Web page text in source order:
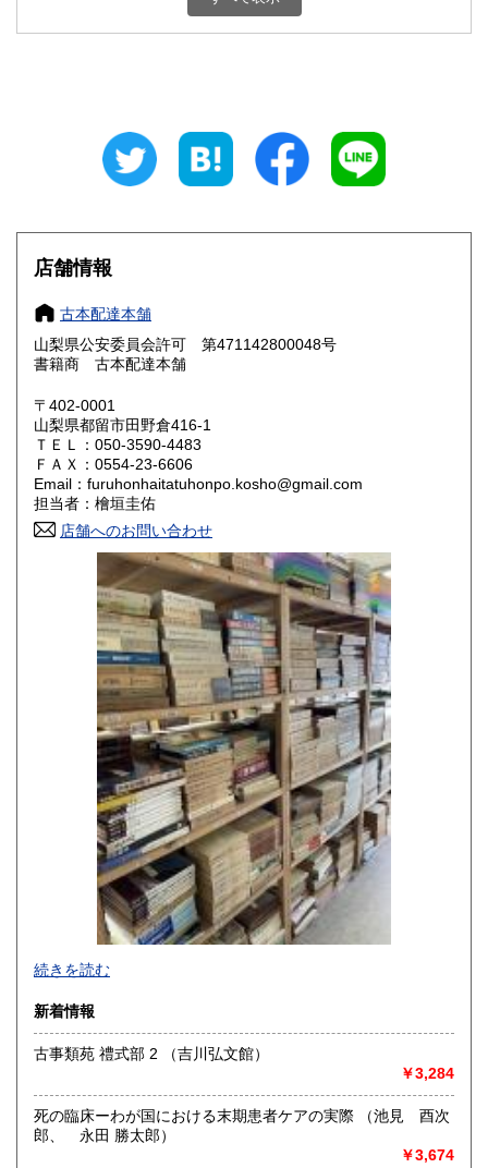
800円 三重県
大阪府
奈良県
鳥取県 800円 島根県
岡山県
山口県 800円
香川県 800円 愛媛県
高知県 800円
800円 長崎県
800円 大分県
800円 鹿児島県
1,500円
店舗情報
古本配達本舗
山梨県公安委員会許可 第471142800048号
書籍商 古本配達本舗
〒402-0001
山梨県都留市田野倉416-1
ＴＥＬ：050-3590-4483
ＦＡＸ：0554-23-6606
Email：furuhonhaitatuhonpo.kosho@gmail.com
担当者：檜垣圭佑
店舗へのお問い合わせ
-
沿線名：-
最寄駅：-
営業時間：-
定休日：-
書籍の買取について
-
続きを読む
新着情報
古事類苑 禮式部 2 （吉川弘文館）
￥3,284
死の臨床ーわが国における末期患者ケアの実際 （池見 酉次
郎、 永田 勝太郎）
￥3,674